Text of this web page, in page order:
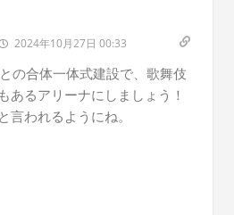
2024年10月27日 00:33
の合体一体式建設で、歌舞伎
あるアリーナにしましょう！
言われるようにね。